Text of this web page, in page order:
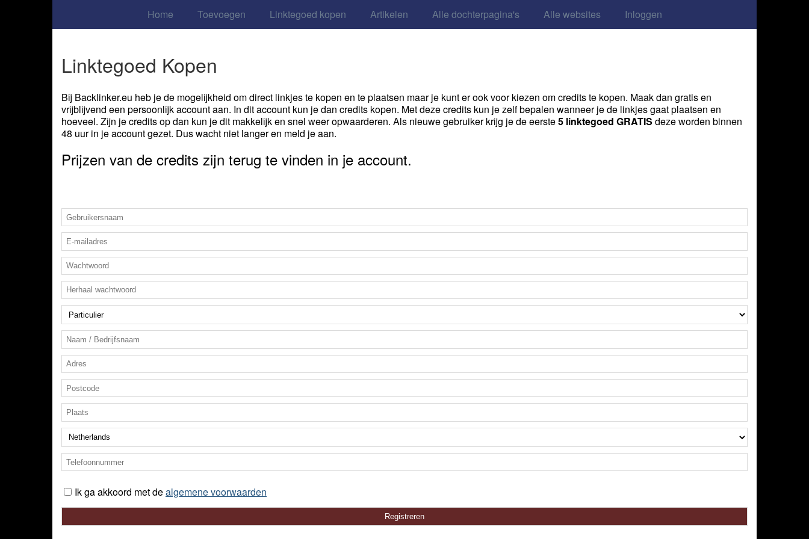
Home Toevoegen Linktegoed kopen Artikelen Alle dochterpagina's Alle websites Inloggen
Linktegoed Kopen
Bij Backlinker.eu heb je de mogelijkheid om direct linkjes te kopen en te plaatsen maar je kunt er ook voor kiezen om credits te kopen. Maak dan gratis en
vrijblijvend een persoonlijk account aan. In dit account kun je dan credits kopen. Met deze credits kun je zelf bepalen wanneer je de linkjes gaat plaatsen en
hoeveel. Zijn je credits op dan kun je dit makkelijk en snel weer opwaarderen. Als nieuwe gebruiker krijg je de eerste5 linktegoed GRATIS deze worden binnen
48 uur in je account gezet. Dus wacht niet langer en meld je aan.
Prijzen van de credits zijn terug te vinden in je account.
Ik ga akkoord met dealgemene voorwaarden